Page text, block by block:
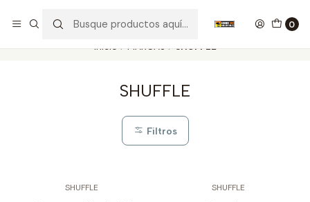
0
Inicio MARCAS SHUFFLE
SHUFFLE
Filtros
SHUFFLE SHUFFLE